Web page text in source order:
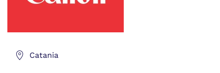
Catania